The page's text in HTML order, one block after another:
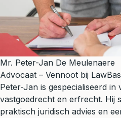
Mr. Peter-Jan De Meulenaere
Advocaat – Vennoot bij
Peter-Jan is gespecialiseerd in
vastgoedrecht en erfrecht. Hij
praktisch juridisch advies en